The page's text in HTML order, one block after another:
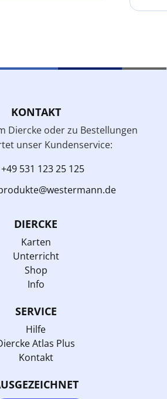
KONTAKT
Diercke oder zu Bestellungen
unser Kundenservice:
+49 531 123 25 125
DIERCKE
Karten
Unterricht
Shop
Info
SERVICE
Hilfe
Atlas Plus
Kontakt